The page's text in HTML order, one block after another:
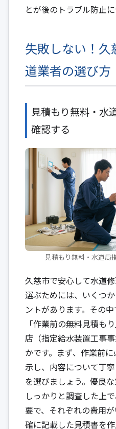
とが後のトラブル防止に
失敗しない！
道業者の選び方
見積もり無料・水
確認する
見積もり無料・水道局
久慈市で安心して水道
選ぶためには、いくつ
ントがあります。その
「作業前の無料見積も
店（指定給水装置工事
かです。まず、作業前
示し、内容について丁
を選びましょう。優良
しっかりと調査した上
要で、それぞれの費用
確に記載した見積書を